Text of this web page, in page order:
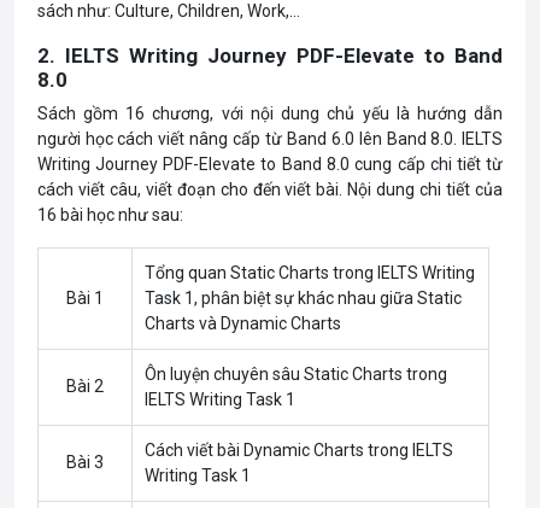
sách như: Culture, Children, Work,…
2. IELTS Writing Journey PDF-Elevate to Band
8.0
Sách gồm 16 chương, với nội dung chủ yếu là hướng dẫn
người học cách viết nâng cấp từ Band 6.0 lên Band 8.0. IELTS
Writing Journey PDF-Elevate to Band 8.0 cung cấp chi tiết từ
cách viết câu, viết đoạn cho đến viết bài. Nội dung chi tiết của
16 bài học như sau:
Bài 1
Tổng quan Static Charts trong IELTS Writing
Task 1, phân biệt sự khác nhau giữa Static
Charts và Dynamic Charts
Bài 2
Ôn luyện chuyên sâu Static Charts trong
IELTS Writing Task 1
Bài 3
Cách viết bài Dynamic Charts trong IELTS
Writing Task 1